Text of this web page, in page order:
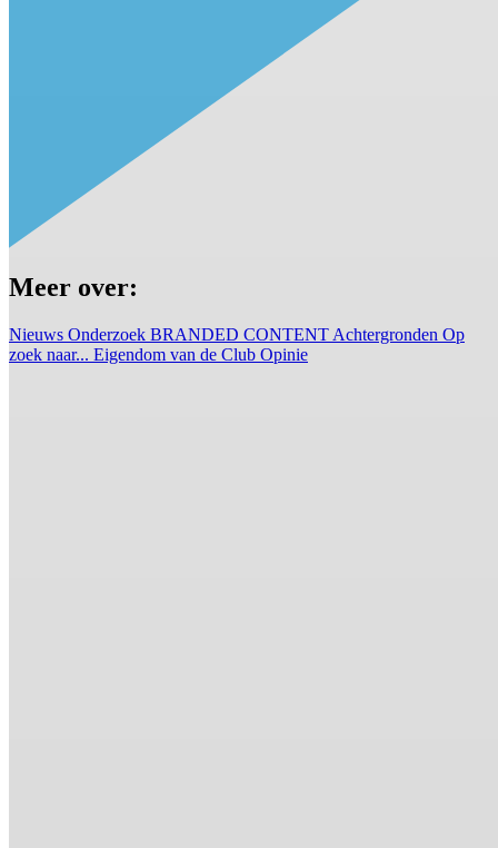
Meer over:
Nieuws Onderzoek BRANDED CONTENT Achtergronden Op
zoek naar... Eigendom van de Club Opinie